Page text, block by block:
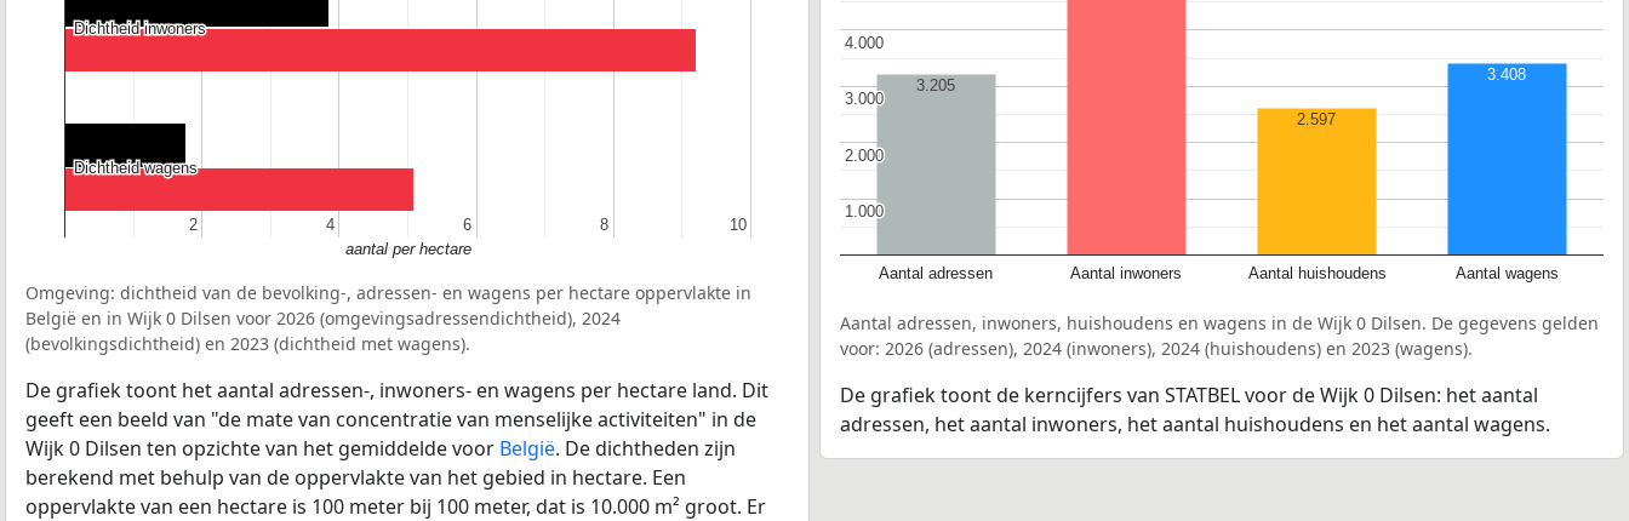
2
2 4
4 6
6 8
8 10
10
Dichtheid inwoners
Dichtheid inwoners
Dichtheid wagens
Dichtheid wagens
aantal per hectare
Omgeving: dichtheid van de bevolking-, adressen- en wagens per hectare oppervlakte in
België en in Wijk 0 Dilsen voor 2026 (omgevingsadressendichtheid), 2024
(bevolkingsdichtheid) en 2023 (dichtheid met wagens).
De grafiek toont het aantal adressen-, inwoners- en wagens per hectare land. Dit
geeft een beeld van "de mate van concentratie van menselijke activiteiten" in de
Wijk 0 Dilsen ten opzichte van het gemiddelde voor België. De dichtheden zijn
berekend met behulp van de oppervlakte van het gebied in hectare. Een
oppervlakte van een hectare is 100 meter bij 100 meter, dat is 10.000 m² groot. Er
Aantal adressen Aantal inwoners Aantal huishoudens Aantal wagens
1.000
1.000
2.000
2.000
3.000
3.000
4.000
4.000
3.205
2.597
3.408
Aantal adressen, inwoners, huishoudens en wagens in de Wijk 0 Dilsen. De gegevens gelden
voor: 2026 (adressen), 2024 (inwoners), 2024 (huishoudens) en 2023 (wagens).
De grafiek toont de kerncijfers van STATBEL voor de Wijk 0 Dilsen: het aantal
adressen, het aantal inwoners, het aantal huishoudens en het aantal wagens.